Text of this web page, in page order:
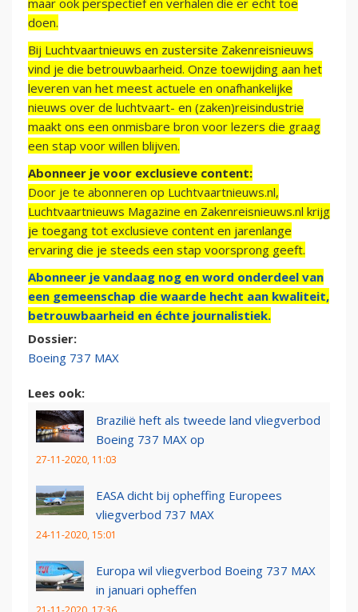
maar ook perspectief en verhalen die er echt toe
doen.
Bij Luchtvaartnieuws en zustersite Zakenreisnieuws
vind je die betrouwbaarheid. Onze toewijding aan het
leveren van het meest actuele en onafhankelijke
nieuws over de luchtvaart- en (zaken)reisindustrie
maakt ons een onmisbare bron voor lezers die graag
een stap voor willen blijven.
Abonneer je voor exclusieve content:
Door je te abonneren op Luchtvaartnieuws.nl,
Luchtvaartnieuws Magazine en Zakenreisnieuws.nl krijg
je toegang tot exclusieve content en jarenlange
ervaring die je steeds een stap voorsprong geeft.
Abonneer je vandaag nog en word onderdeel van
een gemeenschap die waarde hecht aan kwaliteit,
betrouwbaarheid en échte journalistiek.
Dossier:
Boeing 737 MAX
Lees ook:
Brazilië heft als tweede land vliegverbod
Boeing 737 MAX op
27-11-2020, 11:03
EASA dicht bij opheffing Europees
vliegverbod 737 MAX
24-11-2020, 15:01
Europa wil vliegverbod Boeing 737 MAX
in januari opheffen